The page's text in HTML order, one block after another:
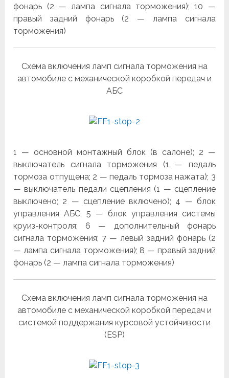
фонарь (2 — лампа сигнала торможения); 10 —
правый задний фонарь (2 — лампа сигнала
торможения)
Схема включения ламп сигнала торможения на
автомобиле с механической коробкой передач и
АБС
1 — основной монтажный блок (в салоне); 2 —
выключатель сигнала торможения (1 — педаль
тормоза отпущена; 2 — педаль тормоза нажата); 3
— выключатель педали сцепления (1 — сцепление
выключено; 2 — сцепление включено); 4 — блок
управления АБС, 5 — блок управления системы
круиз-контроля; 6 — до­полнительный фонарь
сигнала торможения; 7 — левый задний фонарь (2
— лампа сигнала торможения); 8 — правый задний
фонарь (2 — лампа сигнала торможения)
Схема включения ламп сигнала торможения на
автомобиле с механической коробкой передач и
системой поддержания курсовой устойчивости
(ESP)